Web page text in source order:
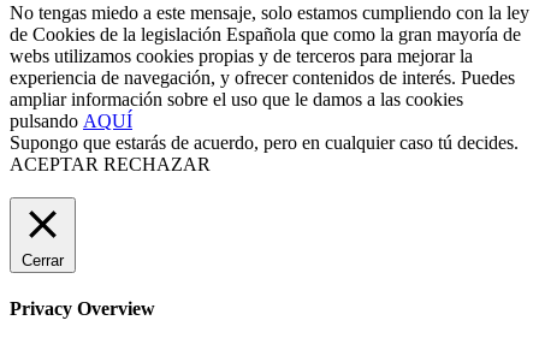
No tengas miedo a este mensaje, solo estamos cumpliendo con la ley
de Cookies de la legislación Española que como la gran mayoría de
webs utilizamos cookies propias y de terceros para mejorar la
experiencia de navegación, y ofrecer contenidos de interés. Puedes
ampliar información sobre el uso que le damos a las cookies
pulsando AQUÍ
Supongo que estarás de acuerdo, pero en cualquier caso tú decides.
ACEPTAR RECHAZAR
Cerrar
Privacy Overview